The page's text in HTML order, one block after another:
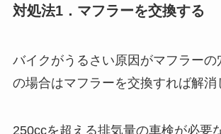
対処法1．マフラーを交換する
バイクがうるさい原因がマフラーの
の場合はマフラーを交換すれば解消
250ccを超える排気量の車検が必要